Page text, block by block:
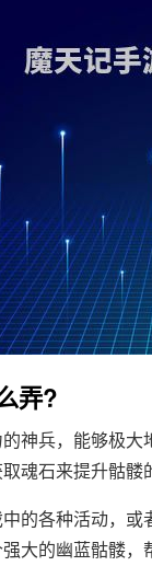
弄?
神兵，能够极
魂石来提升骷髅
的各种活动，
大的幽蓝骷髅，